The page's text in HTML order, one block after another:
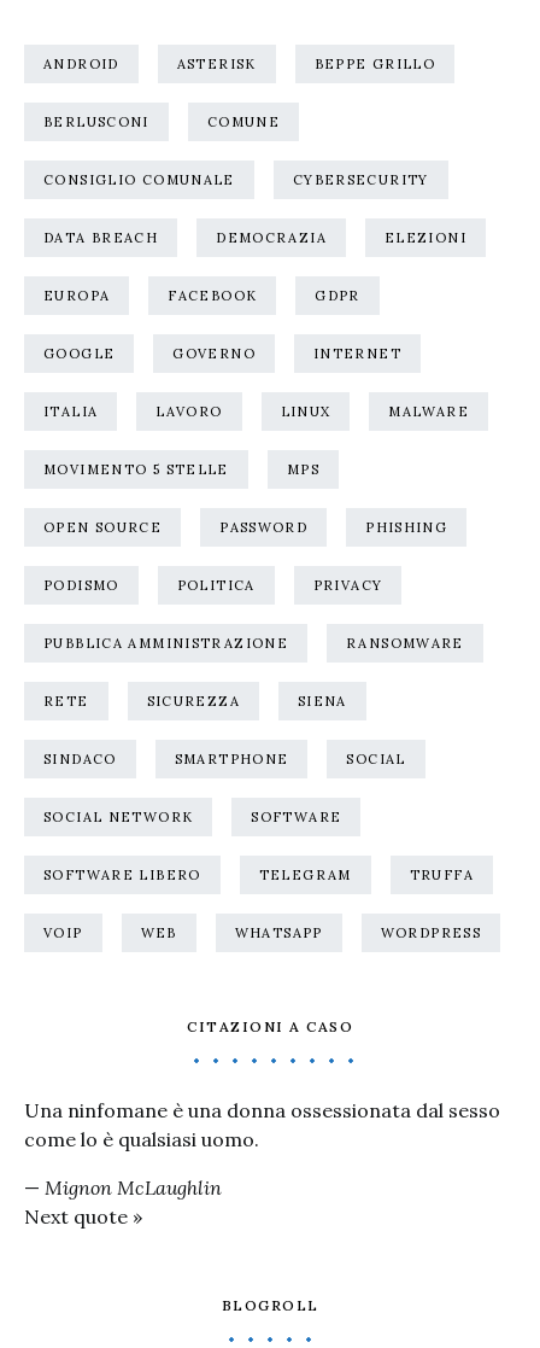
ANDROID ASTERISK BEPPE GRILLO
BERLUSCONI COMUNE
CONSIGLIO COMUNALE CYBERSECURITY
DATA BREACH DEMOCRAZIA ELEZIONI
EUROPA FACEBOOK GDPR
GOOGLE GOVERNO INTERNET
ITALIA LAVORO LINUX MALWARE
MOVIMENTO 5 STELLE MPS
OPEN SOURCE PASSWORD PHISHING
PODISMO POLITICA PRIVACY
PUBBLICA AMMINISTRAZIONE RANSOMWARE
RETE SICUREZZA SIENA
SINDACO SMARTPHONE SOCIAL
SOCIAL NETWORK SOFTWARE
SOFTWARE LIBERO TELEGRAM TRUFFA
VOIP WEB WHATSAPP WORDPRESS
CITAZIONI A CASO
Una ninfomane è una donna ossessionata dal sesso
come lo è qualsiasi uomo.
— Mignon McLaughlin
Next quote »
BLOGROLL